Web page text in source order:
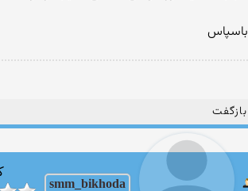
باسپاس
بازگفت
smm_bikhoda